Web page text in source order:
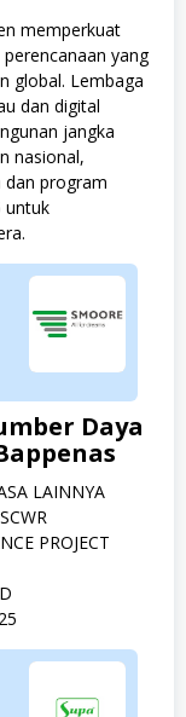
memperkuat
yang
global. Lembaga
dan digital
jangka
nasional,
dan program
untuk
Daya
LAINNYA
PROJECT